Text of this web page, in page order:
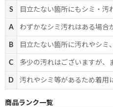
S 目立たない箇所にもシミ・
A わずかなシミ汚れはある場合
B 目立たない箇所に汚れやシ
C 多少の汚れはございますが、
D 汚れやシミ等があるため着用
商品ランク一覧